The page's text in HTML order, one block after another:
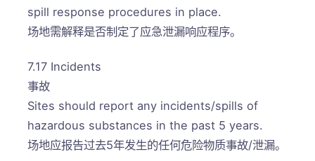
spill response procedures in place.
场地需解释是否制定了应急泄漏响应程序。
7.17 Incidents
事故
Sites should report any incidents/spills of
hazardous substances in the past 5 years.
场地应报告过去5年发生的任何危险物质事故/泄漏。